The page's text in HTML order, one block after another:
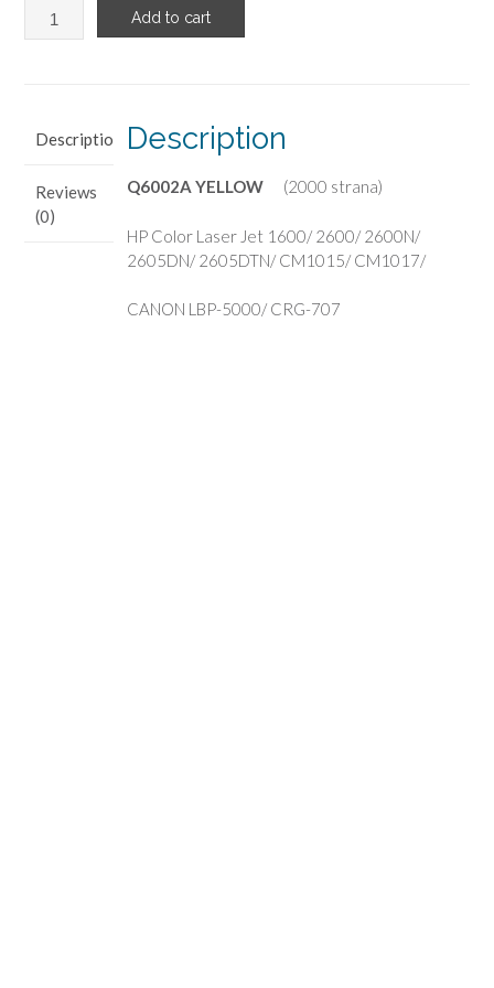
Add to cart
Description
Reviews
(0)
Description
Q6002A YELLOW (2000 strana)
HP Color Laser Jet 1600/ 2600/ 2600N/
2605DN/ 2605DTN/ CM1015/ CM1017/
CANON LBP-5000/ CRG-707